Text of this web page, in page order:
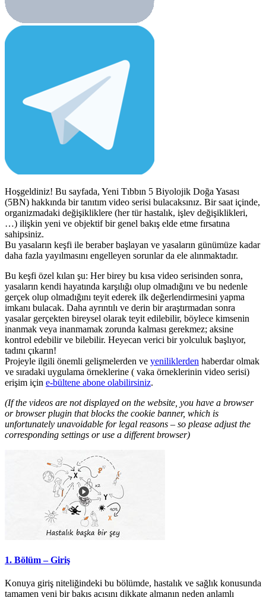
Hoşgeldiniz! Bu sayfada, Yeni Tıbbın 5 Biyolojik Doğa Yasası
(5BN) hakkında bir tanıtım video serisi bulacaksınız. Bir saat içinde,
organizmadaki değişikliklere (her tür hastalık, işlev değişiklikleri,
…) ilişkin yeni ve objektif bir genel bakış elde etme fırsatına
sahipsiniz.
Bu yasaların keşfi ile beraber başlayan ve yasaların günümüze kadar
daha fazla yayılmasını engelleyen sorunlar da ele alınmaktadır.
Bu keşfi özel kılan şu: Her birey bu kısa video serisinden sonra,
yasaların kendi hayatında karşılığı olup olmadığını ve bu nedenle
gerçek olup olmadığını teyit ederek ilk değerlendirmesini yapma
imkanı bulacak. Daha ayrıntılı ve derin bir araştırmadan sonra
yasalar gerçekten bireysel olarak teyit edilebilir, böylece kimsenin
inanmak veya inanmamak zorunda kalması gerekmez; aksine
kontrol edebilir ve bilebilir. Heyecan verici bir yolculuk başlıyor,
tadını çıkarın!
Projeyle ilgili önemli gelişmelerden ve yeniliklerden haberdar olmak
ve sıradaki uygulama örneklerine ( vaka örneklerinin video serisi)
erişim için e-bültene abone olabilirsiniz.
(If the videos are not displayed on the website, you have a browser
or browser plugin that blocks the cookie banner, which is
unfortunately unavoidable for legal reasons – so please adjust the
corresponding settings or use a different browser)
1. Bölüm – Giriş
Konuya giriş niteliğindeki bu bölümde, hastalık ve sağlık konusunda
tamamen yeni bir bakış açısını dikkate almanın neden anlamlı